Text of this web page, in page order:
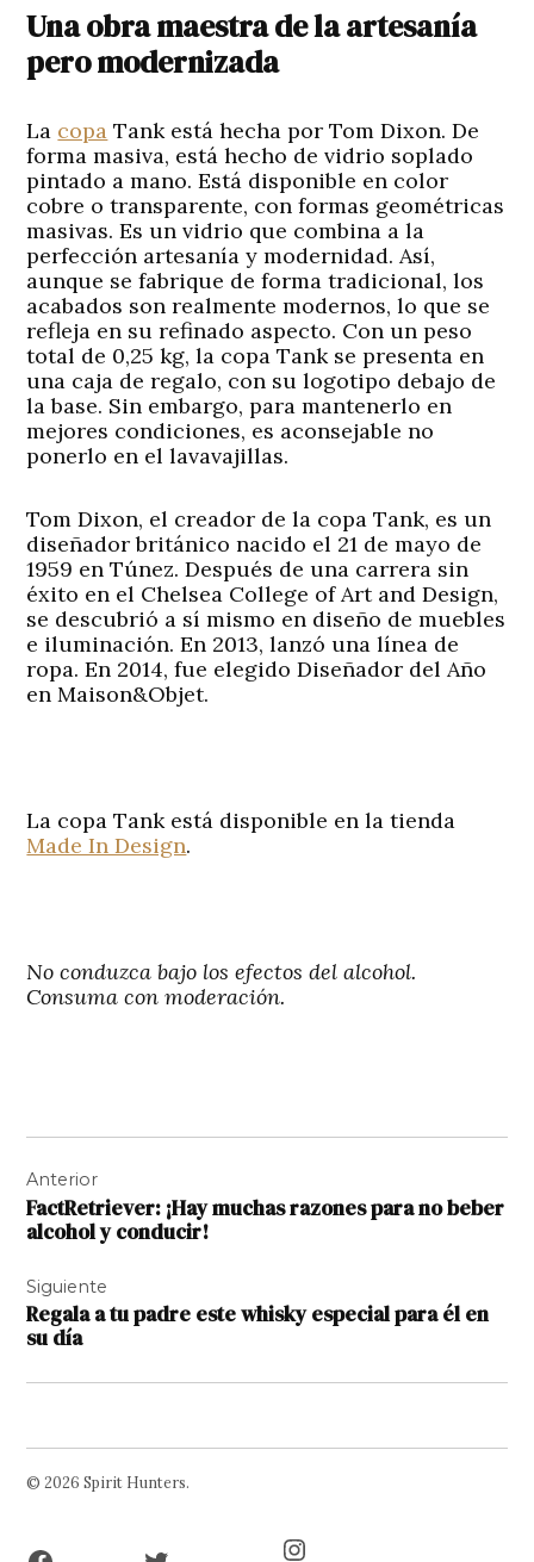
Una obra maestra de la artesanía
pero modernizada
La copa Tank está hecha por Tom Dixon. De
forma masiva, está hecho de vidrio soplado
pintado a mano. Está disponible en color
cobre o transparente, con formas geométricas
masivas. Es un vidrio que combina a la
perfección artesanía y modernidad. Así,
aunque se fabrique de forma tradicional, los
acabados son realmente modernos, lo que se
refleja en su refinado aspecto. Con un peso
total de 0,25 kg, la copa Tank se presenta en
una caja de regalo, con su logotipo debajo de
la base. Sin embargo, para mantenerlo en
mejores condiciones, es aconsejable no
ponerlo en el lavavajillas.
Tom Dixon, el creador de la copa Tank, es un
diseñador británico nacido el 21 de mayo de
1959 en Túnez. Después de una carrera sin
éxito en el Chelsea College of Art and Design,
se descubrió a sí mismo en diseño de muebles
e iluminación. En 2013, lanzó una línea de
ropa. En 2014, fue elegido Diseñador del Año
en Maison&Objet.
La copa Tank está disponible en la tienda
Made In Design.
No conduzca bajo los efectos del alcohol.
Consuma con moderación.
de
entradas
Anterior
FactRetriever: ¡Hay muchas razones para no beber
alcohol y conducir!
Siguiente
Regala a tu padre este whisky especial para él en
su día
© 2026 Spirit Hunters.